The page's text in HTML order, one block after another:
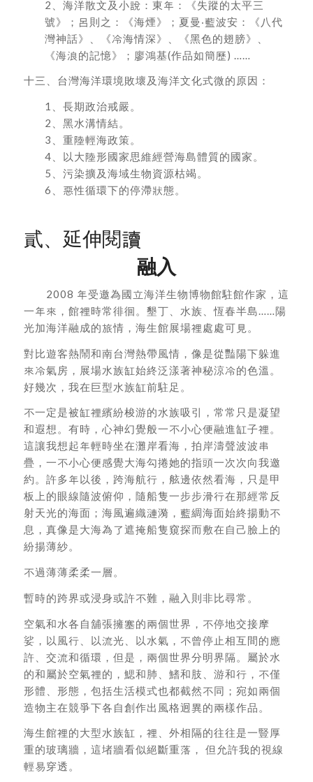
2、海洋散文及小說：東年：《失蹤的太平三
號》；呂則之：《海煙》；夏曼‧藍波安：《八代
灣神話》、《冷海情深》、《黑色的翅膀》、
《海浪的記憶》；廖鴻基(作品如簡歷) ……
十三、台灣海洋環境敗壞及海洋文化式微的原因：
1、長期政治戒嚴。
2、黑水溝情結。
3、重陸輕海政策。
4、以大陸形國家思維經營海島體質的國家。
5、污染擴及海域生物資源枯竭。
6、惡性循環下的停滯狀態。
貳、延伸閱讀
融入
2008 年受邀為國立海洋生物博物館駐館作家，這
一年來，館裡時常徘徊。墾丁、水族、恆春半島……陽
光加海洋融成的旅情，海生館展場裡處處可見。
對比遊客熱鬧和南台灣熱帶風情，像是從豔陽下躲進
來冷氣房，展場水族缸始終泛漾著神秘涼冷的色溫。
好幾次，我在巨型水族缸前駐足。
不一定是被缸裡繽紛梭游的水族吸引，常常只是凝望
和遐想。有時，心神幻覺般一不小心便融進缸子裡。
這讓我想起年輕時坐在灘岸看海，拍岸濤聲波波串
疊，一不小心便感覺大海勾捲她的指頭一次次向我邀
約。許多年以後，跨海航行，舷邊依然看海，只是甲
板上的眼線隨波俯仰，隨船隻一步步滑行在那經常反
射天光的海面；海風遍織漣漪，藍綢海面始終揚動不
息，真像是大海為了遮掩船隻窺探而敷在自己臉上的
紛揚薄紗。
不過薄薄柔柔一層。
暫時的跨界或浸身或許不難，融入則非比尋常。
空氣和水各自舖張擁塞的兩個世界，不停地交接摩
娑，以風行、以流光、以水氣，不曾停止相互間的應
許、交流和循環，但是，兩個世界分明界隔。屬於水
的和屬於空氣裡的，鰓和肺、鰭和肢、游和行，不僅
形體、形態，包括生活模式也都截然不同；宛如兩個
造物主在競爭下各自創作出風格迥異的兩樣作品。
海生館裡的大型水族缸，裡、外相隔的往往是一豎厚
重的玻璃牆，這堵牆看似絕斷重落， 但允許我的視線
輕易穿透。